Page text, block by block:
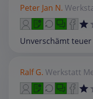
Peter Jan N.
Unverschämt teuer
Ralf G. Werkstatt